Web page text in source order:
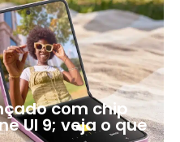
com chip
UI 9; veja o que